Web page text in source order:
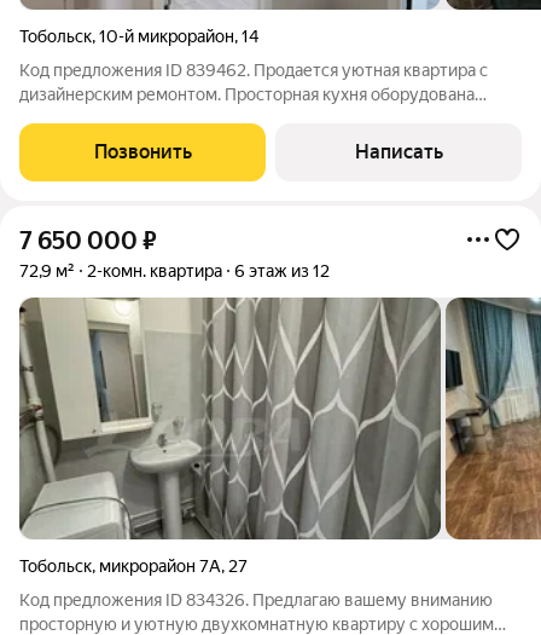
Тобольск,10-й микрорайон,14
Код предложения ID 839462. Продается уютная квартира с
дизайнерским ремонтом. Просторная кухня оборудована
развитой инфраструктурой в пешей доступности школа,
детский сад, сетевые магазины.
Позвонить Написать
7 650 000 ₽
72,9 м² 2-комн. квартира 6 этаж из 12
Тобольск, микрорайон 7А, 27
Код предложения ID 834326. Предлагаю вашему вниманию
просторную и уютную двухкомнатную квартиру с хорошим